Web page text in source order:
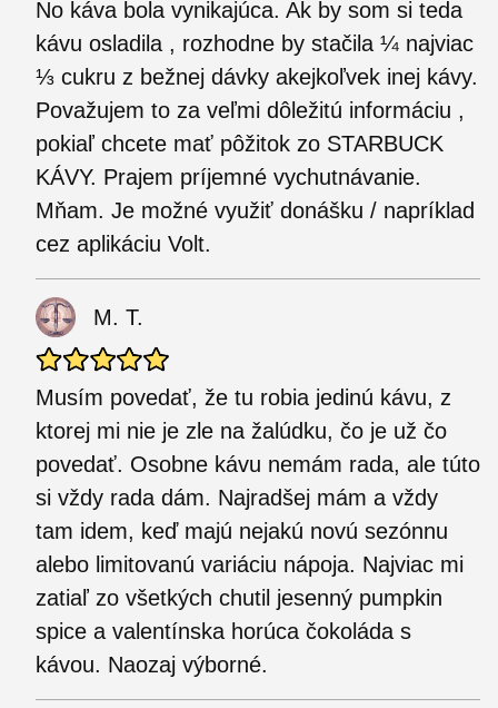
No káva bola vynikajúca. Ak by som si teda
kávu osladila , rozhodne by stačila ¼ najviac
⅓ cukru z bežnej dávky akejkoľvek inej kávy.
Považujem to za veľmi dôležitú informáciu ,
pokiaľ chcete mať pôžitok zo STARBUCK
KÁVY. Prajem príjemné vychutnávanie.
Mňam. Je možné využiť donášku / napríklad
cez aplikáciu Volt.
M. T.
Musím povedať, že tu robia jedinú kávu, z
ktorej mi nie je zle na žalúdku, čo je už čo
povedať. Osobne kávu nemám rada, ale túto
si vždy rada dám. Najradšej mám a vždy
tam idem, keď majú nejakú novú sezónnu
alebo limitovanú variáciu nápoja. Najviac mi
zatiaľ zo všetkých chutil jesenný pumpkin
spice a valentínska horúca čokoláda s
kávou. Naozaj výborné.